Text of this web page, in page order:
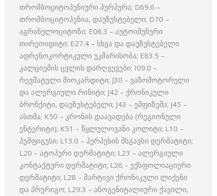
თრომბოციტოპენიური პურპურა; D69.6 –
თრომბოციტოპენია, დაუზუსტებელი; D70 –
აგრანულოციტოზი; E06.3 – აუტოიმუნური
თირეოიდიტი; E27.4 – სხვა და დაუზუსტებელი
ადრენოკორტიკული უკმარისობა; E83.5 –
კალციუმის ცვლის დარღვევები; I09.0 –
რევმატული მიოკარდიტი; J30 – ვაზომოტორული
და ალერგიული რინიტი; J42 – ქრონიკული
ბრონქიტი, დაუზუსტებელი; J43 – ემფიზემა; J45 –
ასთმა; K50 – კრონის დაავადება (რეგიონული
ენტერიტი); K51 – წყლულოვანი კოლიტი; L10 –
პემფიგუსი; L13.0 – ჰერპესის მსგავსი დერმატიტი;
L20 – ატოპური დერმატიტი; L23 – ალერგიული
კონტაქტური დერმატიტი; L26 – ექსფოლიაციური
დერმატიტი; L28 – მარტივი ქრონიკული ლიქენი
და პრურიგო; L29.3 – ანოგენიტალიური ქავილი,